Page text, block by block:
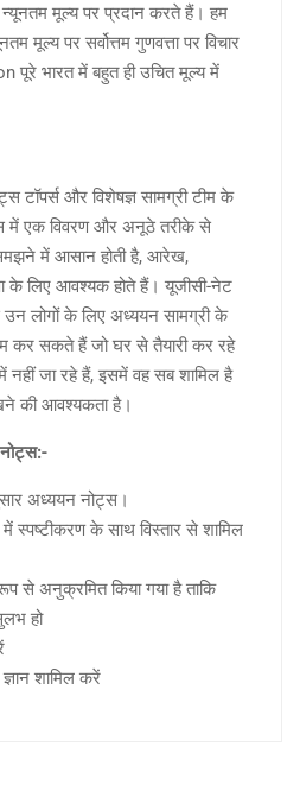
न्यूनतम मूल्य पर प्रदान करते हैं। हम
मूल्य पर सर्वोत्तम गुणवत्ता पर विचार
पूरे भारत में बहुत ही उचित मूल्य में
टॉपर्स और विशेषज्ञ सामग्री टीम के
में एक विवरण और अनूठे तरीके से
में आसान होती है, आरेख,
के लिए आवश्यक होते हैं। यूजीसी-नेट
लोगों के लिए अध्ययन सामग्री के
कर सकते हैं जो घर से तैयारी कर रहे
नहीं जा रहे हैं, इसमें वह सब शामिल है
की आवश्यकता है।
नोट्स:-
अध्ययन नोट्स।
में स्पष्टीकरण के साथ विस्तार से शामिल
से अनुक्रमित किया गया है ताकि
हो
शामिल करें